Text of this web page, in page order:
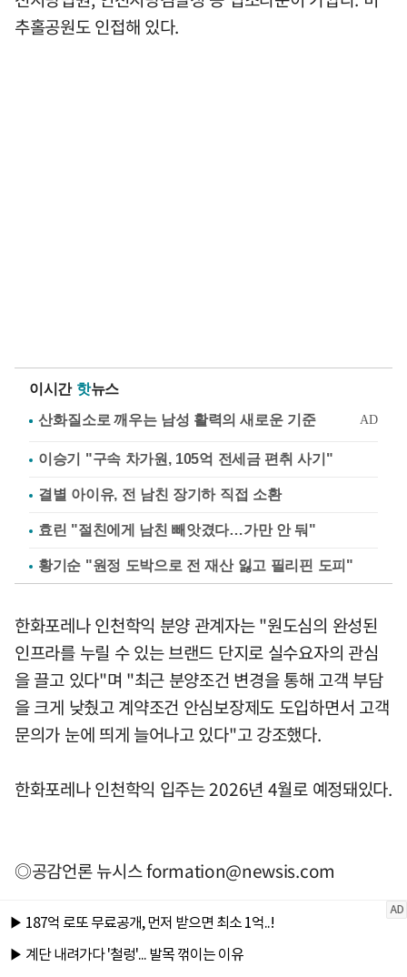
추홀공원도 인접해 있다.
이시간 핫뉴스
이승기 "구속 차가원, 105억 전세금 편취 사기"
결별 아이유, 전 남친 장기하 직접 소환
효린 "절친에게 남친 빼앗겼다…가만 안 둬"
황기순 "원정 도박으로 전 재산 잃고 필리핀 도피"
한화포레나 인천학익 분양 관계자는 "원도심의 완성된
인프라를 누릴 수 있는 브랜드 단지로 실수요자의 관심
을 끌고 있다"며 "최근 분양조건 변경을 통해 고객 부담
을 크게 낮췄고 계약조건 안심보장제도 도입하면서 고객
문의가 눈에 띄게 늘어나고 있다"고 강조했다.
한화포레나 인천학익 입주는 2026년 4월로 예정돼있다.
◎공감언론 뉴시스formation@newsis.com